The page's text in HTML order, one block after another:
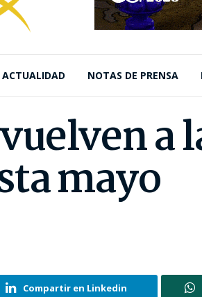
ACTUALIDAD NOTAS DE PRENSA
a
mayo
Compartir en Linkedin